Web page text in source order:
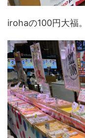
irohaの100円大福。